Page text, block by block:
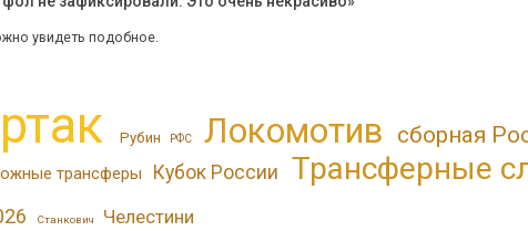
увидеть подобное.
Рубин РФС Локомотив сборная
трансферы Кубок России Трансферные
Станкович Челестини